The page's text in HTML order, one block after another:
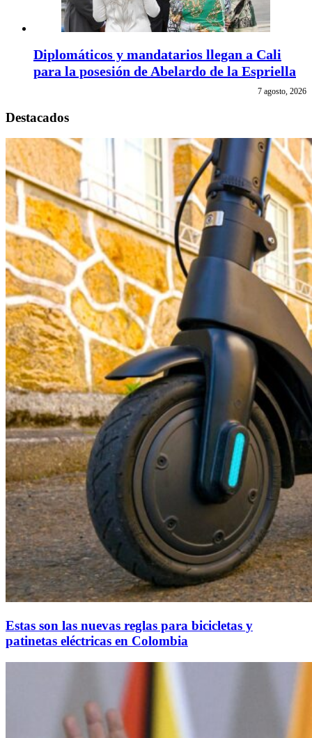
Diplomáticos y mandatarios llegan a Cali
para la posesión de Abelardo de la Espriella
7 agosto, 2026
Destacados
Estas son las nuevas reglas para bicicletas y
patinetas eléctricas en Colombia